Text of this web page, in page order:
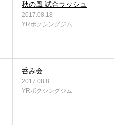
秋の風 試合ラッシュ
2017.08.18
YRボクシングジム
呑み会
2017.08.8
YRボクシングジム